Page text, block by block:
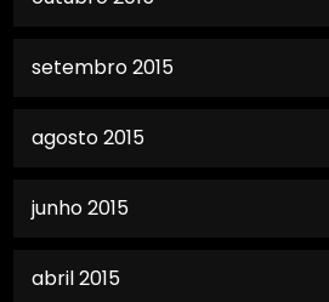
setembro 2015
agosto 2015
junho 2015
abril 2015